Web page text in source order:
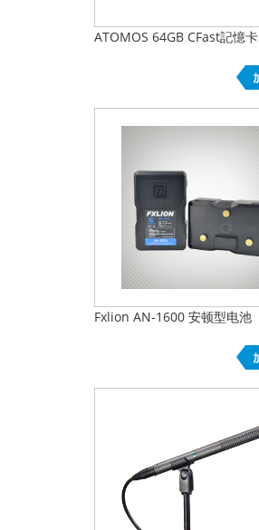
ATOMOS 64GB CFast記憶卡
Fxlion AN-1600 安顿型电池